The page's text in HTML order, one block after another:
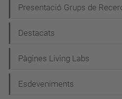
Presentació Grups de
Destacats
Pàgines Living Labs
Esdeveniments